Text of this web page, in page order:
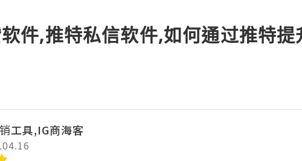
件,推特私信软件,如何通过推特
工具,IG商海客